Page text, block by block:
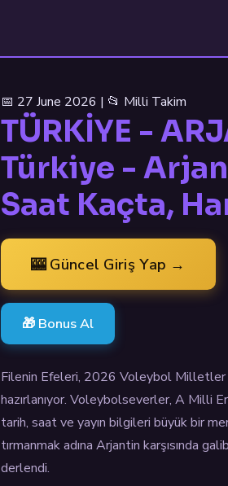
📅 27 June 2026 | 📂 Milli Takim
TÜRKİYE -
Türkiye -
Saat Kaçta,
🎰 Güncel Giriş Yap →
🎁 Bonus Al
Filenin Efeleri, 2026 Voleybol Milletler
hazırlanıyor. Voleybolseverler, A Milli
tarih, saat ve yayın bilgileri büyük bir
tırmanmak adına Arjantin karşısında
derlendi.